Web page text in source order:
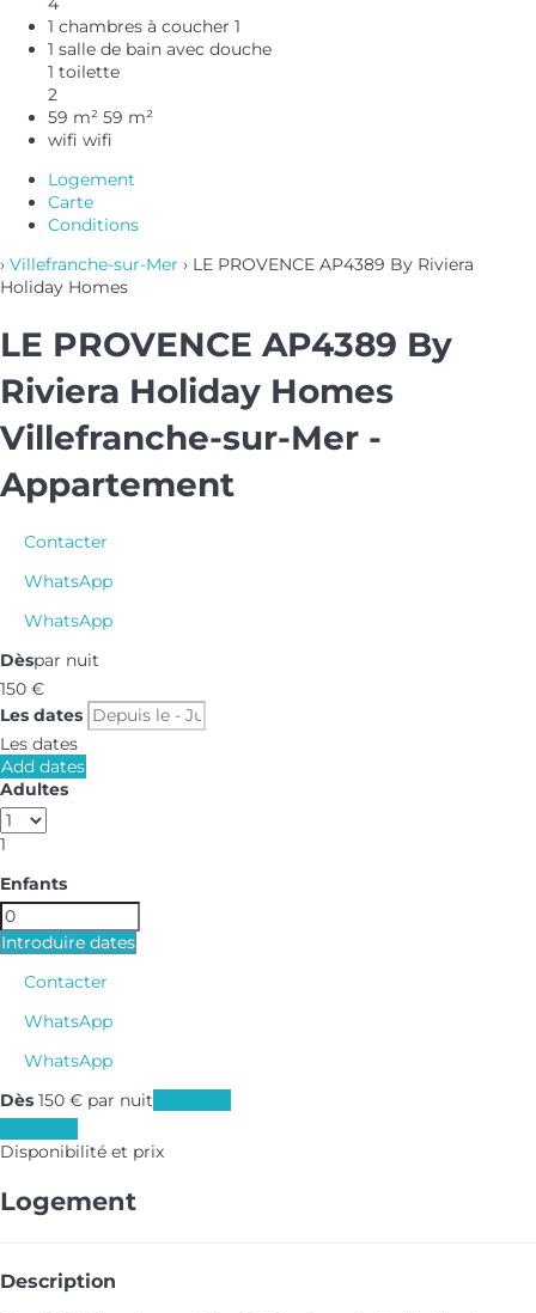
1 chambres à coucher 1
1 salle de bain avec douche
1 toilette
2
59 m² 59 m²
wifi wifi
Logement
Carte
Conditions
› Villefranche-sur-Mer › LE PROVENCE AP4389 By Riviera
Holiday Homes
LE PROVENCE AP4389 By
Riviera Holiday Homes
Villefranche-sur-Mer -
Appartement
Contacter
WhatsApp
WhatsApp
Dèspar nuit
150 €
Les dates
Les dates
Add dates
Adultes
1
Enfants
Introduire dates
Contacter
WhatsApp
WhatsApp
Dès 150 € par nuit
Disponibilité et prix
Logement
Description